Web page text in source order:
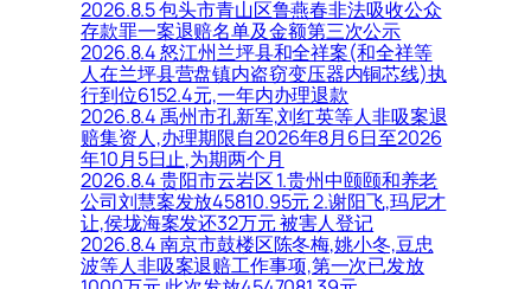
2026.8.5 包头市青山区鲁燕春非法吸收公众
存款罪一案退赔名单及金额第三次公示
2026.8.4 怒江州兰坪县和全祥案(和全祥等
人在兰坪县营盘镇内盗窃变压器内铜芯线)执
行到位6152.4元,一年内办理退款
2026.8.4 禹州市孔新军,刘红英等人非吸案退
赔集资人,办理期限自2026年8月6日至2026
年10月5日止,为期两个月
2026.8.4 贵阳市云岩区 1.贵州中颐颐和养老
公司刘慧案发放45810.95元 2.谢阳飞,玛尼才
让,侯垅海案发还32万元 被害人登记
2026.8.4 南京市鼓楼区陈冬梅,姚小冬,豆忠
波等人非吸案退赔工作事项,第一次已发放